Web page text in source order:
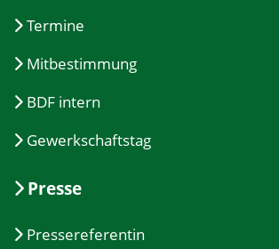
Termine
Mitbestimmung
BDF intern
Gewerkschaftstag
Presse
Pressereferentin